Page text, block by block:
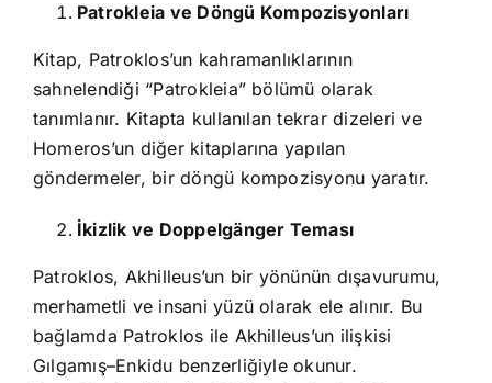
Patrokleia ve Döngü Kompozisyonları
Kitap, Patroklos’un kahramanlıklarının
sahnelendiği “Patrokleia” bölümü olarak
tanımlanır. Kitapta kullanılan tekrar dizeleri ve
Homeros’un diğer kitaplarına yapılan
göndermeler, bir döngü kompozisyonu yaratır.
İkizlik ve Doppelgänger Teması
Patroklos, Akhilleus’un bir yönünün dışavurumu,
merhametli ve insani yüzü olarak ele alınır. Bu
bağlamda Patroklos ile Akhilleus’un ilişkisi
Gılgamış–Enkidu benzerliğiyle okunur.